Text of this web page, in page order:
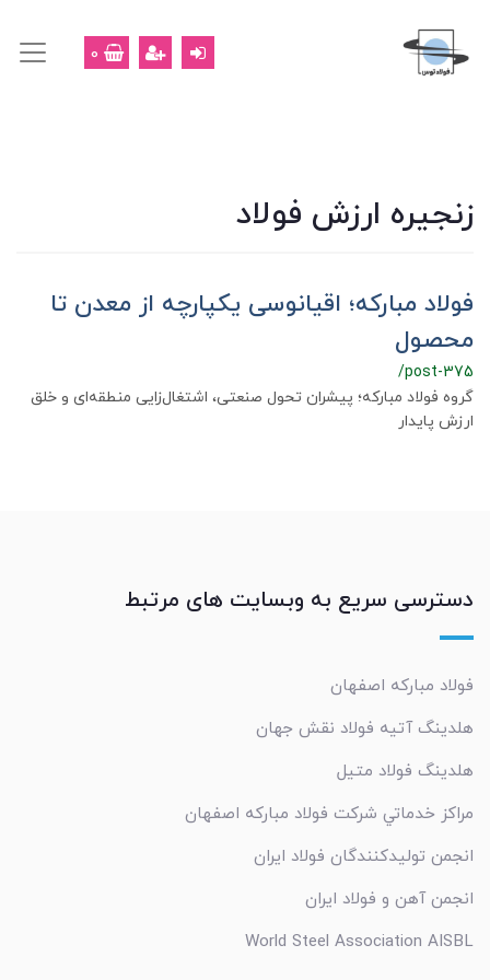
0
زنجیره ارزش فولاد
فولاد مبارکه؛ اقیانوسی یکپارچه از معدن تا
محصول
/post-375
گروه فولاد مبارکه؛ پیشران تحول صنعتی، اشتغال‌زایی منطقه‌ای و خلق
ارزش پایدار
دسترسی سریع به وبسایت های مرتبط
فولاد مبارکه اصفهان
هلدینگ آتیه فولاد نقش جهان
هلدینگ فولاد متیل
مراکز خدماتي شرکت فولاد مبارکه اصفهان
انجمن تولیدکنندگان فولاد ایران
انجمن آهن و فولاد ایران
World Steel Association AISBL